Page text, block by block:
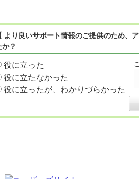
より良いサポート情報のご提供のため
か？
役に立った
役に立たなかった
役に立ったが、わかりづらかった